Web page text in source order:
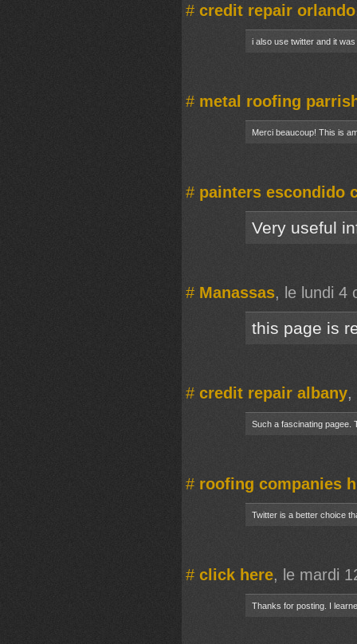
# credit repair orlando
i also use twitter and it
# metal roofing
Merci beaucoup! This is
# painters escondido
Very useful
# Manassas, le lundi 4
this page is
# credit repair albany,
Such a fascinating pagee.
# roofing companies
Twitter is a better choice
# click here, le mardi
Thanks for posting. I